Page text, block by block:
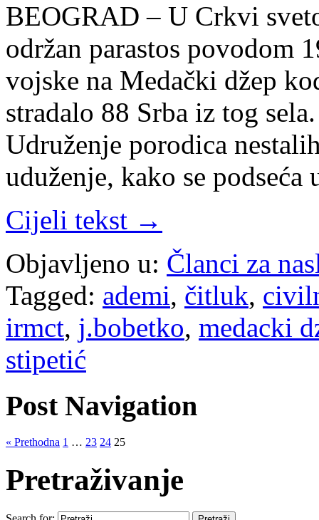
BEOGRAD – U Crkvi
održan parastos povodom
vojske na Medački džep
stradalo 88 Srba iz tog
Udruženje porodica
uduženje, kako se
Cijeli tekst →
Objavljeno u: Članci za
Tagged: ademi, čitluk,
irmct, j.bobetko, medacki
stipetić
Post Navigation
« Prethodna 1 … 23 24 25
Pretraživanje